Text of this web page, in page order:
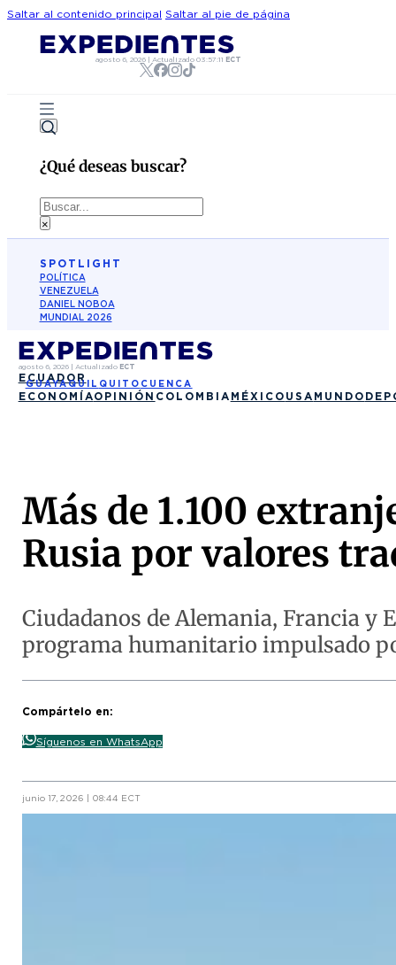
Saltar al contenido principal Saltar al pie de página
agosto 6, 2026| Actualizado 03:57:11 ECT
¿Qué deseas buscar?
Buscar
×
SPOTLIGHT
POLÍTICA
VENEZUELA
DANIEL NOBOA
MUNDIAL 2026
agosto 6, 2026| Actualizado ECT
ECUADOR
GUAYAQUIL QUITO CUENCA
ECONOMÍAOPINIÓN COLOMBIA MÉXICO USA MUNDO
Más de 1.100
Rusia por valores
Ciudadanos de Alemania, Francia y
programa humanitario impulsado
Compártelo en:
Síguenos en WhatsApp
junio 17, 2026 | 08:44 ECT